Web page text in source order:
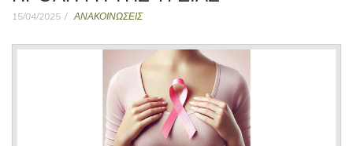
15/04/2025 ΑΝΑΚΟΙΝΩΣΕΙΣ